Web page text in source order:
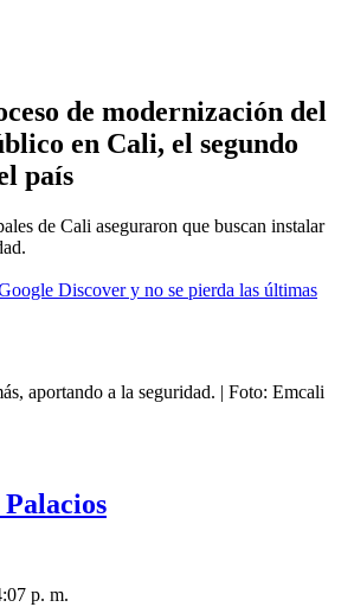
de modernización del
en Cali, el segundo
país
de Cali aseguraron que buscan instalar
Discover y no se pierda las últimas
aportando a la seguridad. | Foto: Emcali
p. m.